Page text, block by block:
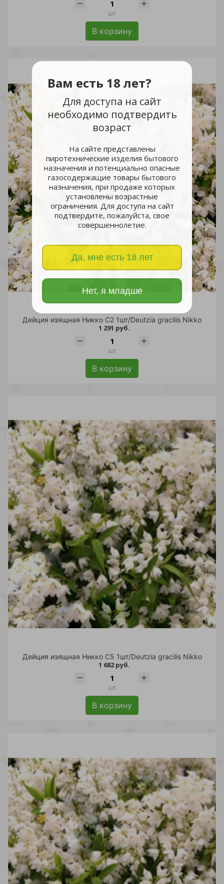
Вам есть 18 лет?
Для доступа на сайт
необходимо подтвердить
возраст
На сайте представлены
пиротехнические изделия бытового
назначения и потенциально опасные
газосодержащие товары бытового
назначения, при продаже которых
установлены возрастные
ограничения. Для доступа на сайт
подтвердите, пожалуйста, свое
совершеннолетие.
Да, мне есть 18 лет
Нет, я младше
шт
В корзину
Дейция изящная Никко С2 1шт/Deutzia gracilis Nikko
1 291 руб.
шт
В корзину
Дейция изящная Никко С5 1шт/Deutzia gracilis Nikko
1 682 руб.
шт
В корзину